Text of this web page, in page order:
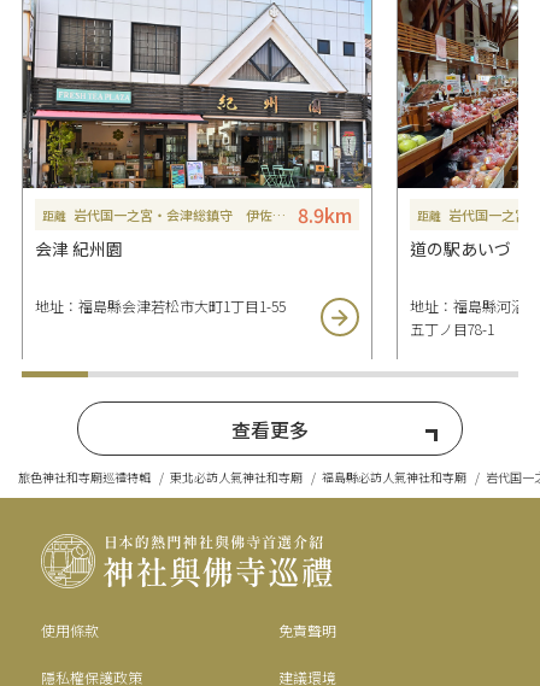
距離 岩代国一之宮・会津総鎮守 伊佐須美神社 8.9km
会津 紀州園
地址：福島縣会津若松市大町1丁目1-55
距離
道の駅あいづ
地址：福島縣河沼
五丁ノ目78-1
查看更多
旅色神社和寺廟巡禮特輯 東北必訪人氣神社和寺廟 福島縣必訪人氣神社和寺廟 岩代国
使用條款 免責聲明
隱私權保護政策 建議環境